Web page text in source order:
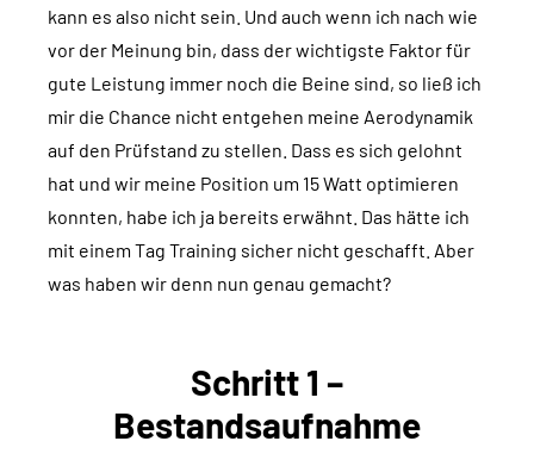
kann es also nicht sein. Und auch wenn ich nach wie
vor der Meinung bin, dass der wichtigste Faktor für
gute Leistung immer noch die Beine sind, so ließ ich
mir die Chance nicht entgehen meine Aerodynamik
auf den Prüfstand zu stellen. Dass es sich gelohnt
hat und wir meine Position um 15 Watt optimieren
konnten, habe ich ja bereits erwähnt. Das hätte ich
mit einem Tag Training sicher nicht geschafft. Aber
was haben wir denn nun genau gemacht?
Schritt 1 –
Bestandsaufnahme